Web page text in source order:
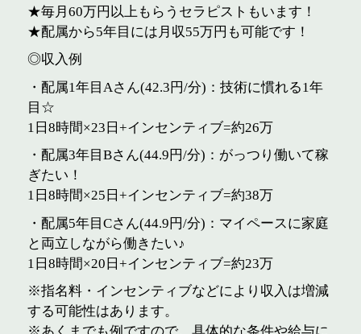
★毎月60万円以上もらうセラピストもいます！
★配属から5年目には月収55万円も可能です！
◎収入例
・配属1年目Aさん(42.3円/分)：技術に慣れる1年
目☆
1日8時間×23日+インセンティブ=約26万
・配属3年目Bさん(44.9円/分)：がっつり働いて稼
ぎたい！
1日8時間×25日+インセンティブ=約38万
・配属5年目Cさん(44.9円/分)：マイペースに家庭
と両立しながら働きたい♪
1日8時間×20日+インセンティブ=約23万
※指名料・インセンティブなどにより収入は増減
する可能性はあります。